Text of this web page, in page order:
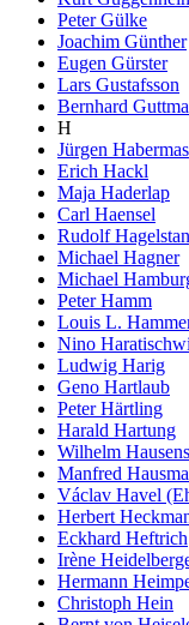
Peter Gülke
Joachim Günther
Eugen Gürster
Lars Gustafsson
Bernhard
H
Jürgen Habermas
Erich Hackl
Maja Haderlap
Carl Haensel
Rudolf
Michael Hagner
Michael
Peter Hamm
Louis L.
Nino
Ludwig Harig
Geno Hartlaub
Peter Härtling
Harald Hartung
Wilhelm
Manfred
Václav Havel
Herbert
Eckhard Heftrich
Irène
Hermann
Christoph Hein